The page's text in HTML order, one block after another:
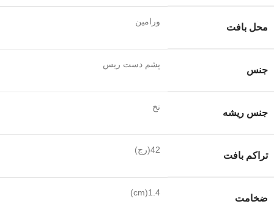
محل بافت
ورامین
جنس
پشم دست ریس
جنس ریشه
نخ
تراکم بافت
42(رج)
ضخامت
1.4(cm)